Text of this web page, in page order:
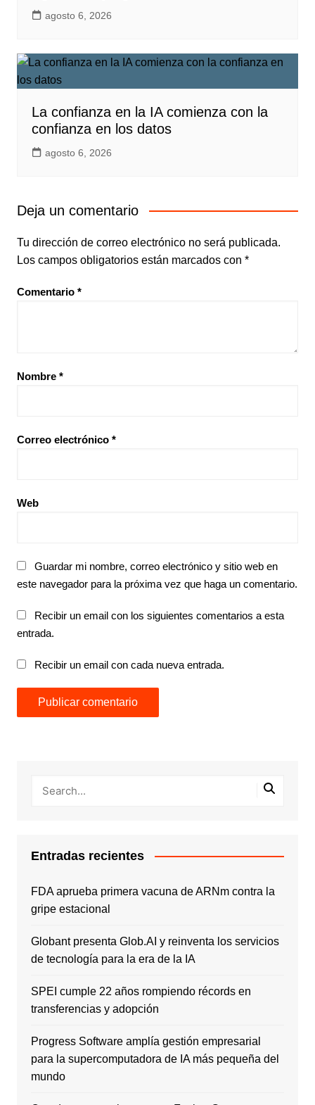
agosto 6, 2026
La confianza en la IA comienza con la
confianza en los datos
agosto 6, 2026
Deja un comentario
Tu dirección de correo electrónico no será publicada.
Los campos obligatorios están marcados con *
Comentario *
Nombre *
Correo electrónico *
Web
Guardar mi nombre, correo electrónico y sitio web en
este navegador para la próxima vez que haga un comentario.
Recibir un email con los siguientes comentarios a esta
entrada.
Recibir un email con cada nueva entrada.
Entradas recientes
FDA aprueba primera vacuna de ARNm contra la
gripe estacional
Globant presenta Glob.AI y reinventa los servicios
de tecnología para la era de la IA
SPEI cumple 22 años rompiendo récords en
transferencias y adopción
Progress Software amplía gestión empresarial
para la supercomputadora de IA más pequeña del
mundo